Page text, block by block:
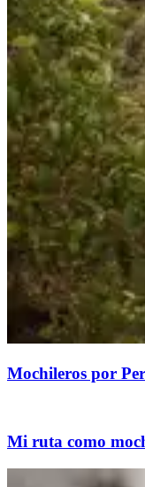
Mochileros por
Mi ruta como